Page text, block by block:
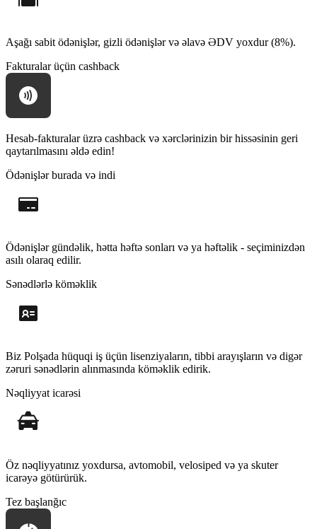
Aşağı sabit ödənişlər, gizli ödənişlər və əlavə ƏDV yoxdur (8%).
Fakturalar üçün cashback
Hesab-fakturalar üzrə cashback və xərclərinizin bir hissəsinin geri
qaytarılmasını əldə edin!
Ödənişlər burada və indi
Ödənişlər gündəlik, hətta həftə sonları və ya həftəlik - seçiminizdən
asılı olaraq edilir.
Sənədlərlə köməklik
Biz Polşada hüquqi iş üçün lisenziyaların, tibbi arayışların və digər
zəruri sənədlərin alınmasında köməklik edirik.
Nəqliyyat icarəsi
Öz nəqliyyatınız yoxdursa, avtomobil, velosiped və ya skuter
icarəyə götürürük.
Tez başlanğıc